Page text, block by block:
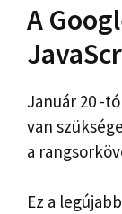
A
Január 20 -
van
a
Ez a